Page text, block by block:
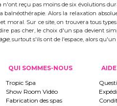
reçu pas moins de six évolutions
balnéothérapie. Alors la relaxation
moral. Sur ce site, on trouvera tous
pas cher, le choix d'un spa devient
, surtout s'ils ont de l'espace, alors
QUI SOMMES-NOUS
Tropic Spa
Show Room Vidéo
Fabrication des spas